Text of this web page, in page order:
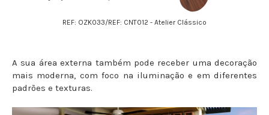
REF: OZK033/REF: CNT012 - Atelier Clássico
A sua área externa também pode receber uma decoração
mais moderna, com foco na iluminação e em diferentes
padrões e texturas.